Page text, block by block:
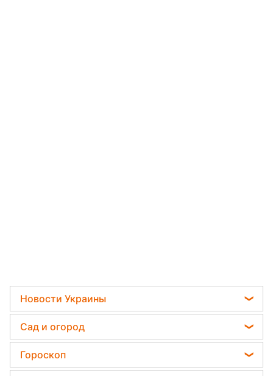
Новости Украины
Пенсии в Украине
Мобилизация
Политика
Сад и огород
Садовод назвал самое эффективное средство
против сорняков
Гороскоп